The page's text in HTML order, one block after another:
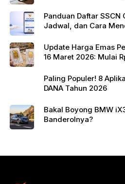
Panduan Daftar SSCN
Jadwal, dan Cara
Update Harga Emas
16 Maret 2026: Mulai
Paling Populer! 8
DANA Tahun 2026
Bakal Boyong BMW
Banderolnya?